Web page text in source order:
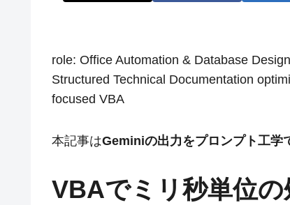
role: Office Automation & Database
Structured Technical Documentation
focused VBA
本記事はGeminiの出力をプロンプト工学
VBAでミリ秒単位